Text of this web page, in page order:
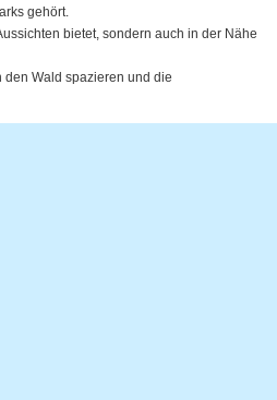
gehört.
bietet, sondern auch in der Nähe
den Wald spazieren und die